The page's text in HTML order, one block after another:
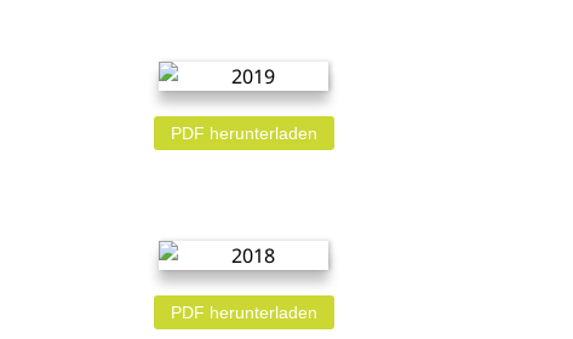
PDF herunterladen
PDF herunterladen